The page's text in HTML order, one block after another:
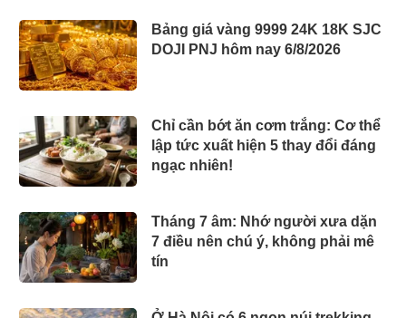
Bảng giá vàng 9999 24K 18K SJC
DOJI PNJ hôm nay 6/8/2026
Chỉ cần bớt ăn cơm trắng: Cơ thể
lập tức xuất hiện 5 thay đổi đáng
ngạc nhiên!
Tháng 7 âm: Nhớ người xưa dặn
7 điều nên chú ý, không phải mê
tín